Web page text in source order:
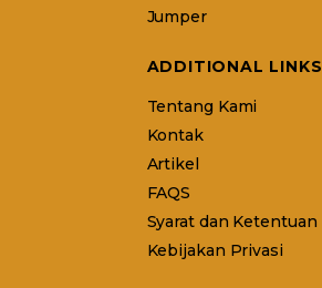
Jumper
ADDITIONAL LINKS
Tentang Kami
Kontak
Artikel
FAQS
Syarat dan Ketentuan
Kebijakan Privasi